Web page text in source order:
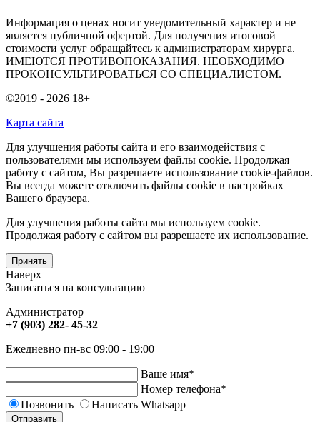
Информация о ценах носит уведомительный характер и не
является публичной офертой. Для получения итоговой
стоимости услуг обращайтесь к администраторам хирурга.
ИМЕЮТСЯ ПРОТИВОПОКАЗАНИЯ. НЕОБХОДИМО
ПРОКОНСУЛЬТИРОВАТЬСЯ СО СПЕЦИАЛИСТОМ.
©2019 - 2026 18+
Карта сайта
Для улучшения работы сайта и его взаимодействия с
пользователями мы используем файлы cookie. Продолжая
работу с сайтом, Вы разрешаете использование cookie-файлов.
Вы всегда можете отключить файлы cookie в настройках
Вашего браузера.
Для улучшения работы сайта мы используем cookie.
Продолжая работу с сайтом вы разрешаете их использование.
Принять
Наверх
Записаться на консультацию
Администратор
+7 (903) 282- 45-32
Ежедневно пн-вс 09:00 - 19:00
Ваше имя*
Номер телефона*
Позвонить
Написать Whatsapp
Отправить